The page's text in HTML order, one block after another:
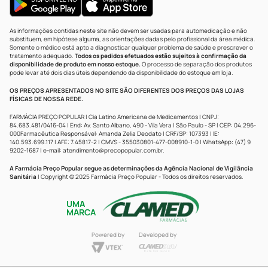
As informações contidas neste site não devem ser usadas para automedicação e não
substituem, em hipótese alguma, as orientações dadas pelo profissional da área médica.
Somente o médico está apto a diagnosticar qualquer problema de saúde e prescrever o
tratamento adequado. Todos os pedidos efetuados estão sujeitos à confirmação da
disponibilidade de produto em nosso estoque.O processo de separação dos produtos
pode levar até dois dias úteis dependendo da disponibilidade do estoque em loja.
OS PREÇOS APRESENTADOS NO SITE SÃO DIFERENTES DOS PREÇOS DAS LOJAS
FÍSICAS DE NOSSA REDE.
FARMÁCIA PREÇO POPULAR | Cia Latino Americana de Medicamentos | CNPJ:
84.683.481/0416-04 | End: Av. Santo Albano, 490 - Vila Vera | São Paulo - SP | CEP: 04.296-
000Farmacêutica Responsável: Amanda Zelia Deodato | CRF/SP: 107393 | IE:
140.593.699.117 | AFE: 7.45817-2 | CMVS - 355030801-477-008910-1-0 | WhatsApp: (47) 9
9202-1687 | e-mail: atendimento@precopopular.com.br.
A Farmácia Preço Popular segue as determinações da Agência Nacional de Vigilância
Sanitária | Copyright © 2025 Farmácia Preço Popular - Todos os direitos reservados.
UMA
MARCA
Powered by Developed by